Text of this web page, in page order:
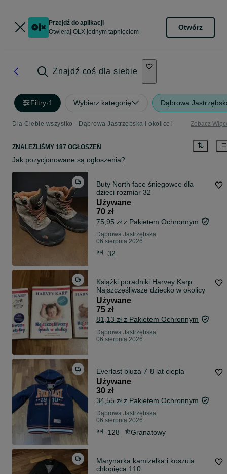
Przejdź do aplikacji
Otwieraj OLX jednym tapnięciem
Otwórz
Znajdź coś dla siebie
Filtry·1 Wybierz kategorię Dąbrowa
Dla Ciebie wszystko - Dąbrowa Jastrzębska i okolice! Zobacz
ZNALEŹLIŚMY 187 OGŁOSZEŃ
Jak pozycjonowane są ogłoszenia?
Buty North face śniegowce dla
dzieci rozmiar 32
Używane
70 zł
75,95 zł z Pakietem Ochronnym
Dąbrowa Jastrzębska
06 sierpnia 2026
32
Książki poradniki Harvey Karp
Najszczęśliwsze dziecko w okolicy
Używane
75 zł
81,13 zł z Pakietem Ochronnym
Dąbrowa Jastrzębska
06 sierpnia 2026
Everlast bluza 7-8 lat ciepła
Używane
30 zł
34,55 zł z Pakietem Ochronnym
Dąbrowa Jastrzębska
06 sierpnia 2026
128 Granatowy
Marynarka kamizelka i koszula
chłopięca 110